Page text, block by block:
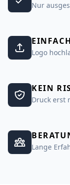
Nur
Logo
KEIN
Druck erst
Lange